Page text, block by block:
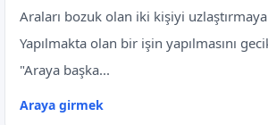
Araları bozuk olan iki kişiyi uzlaştırmaya
Yapılmakta olan bir işin yapılmasını
"Araya başka...
Araya girmek